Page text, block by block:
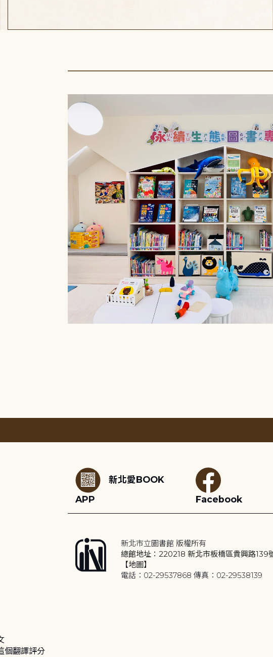
新北愛BOOK
APP
Facebook
新北市立圖書館 版權所有
總館地址：220218 新北市板橋區貴興路139
【地圖】
電話：02-29537868 傳真：02-29538139
個翻譯評分